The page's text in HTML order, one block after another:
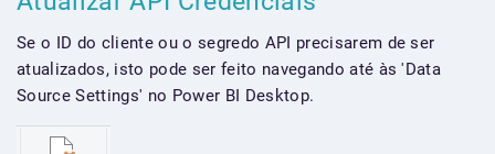
Se o ID do cliente ou o segredo API precisarem de ser
atualizados, isto pode ser feito navegando até às 'Data
Source Settings' no Power BI Desktop.